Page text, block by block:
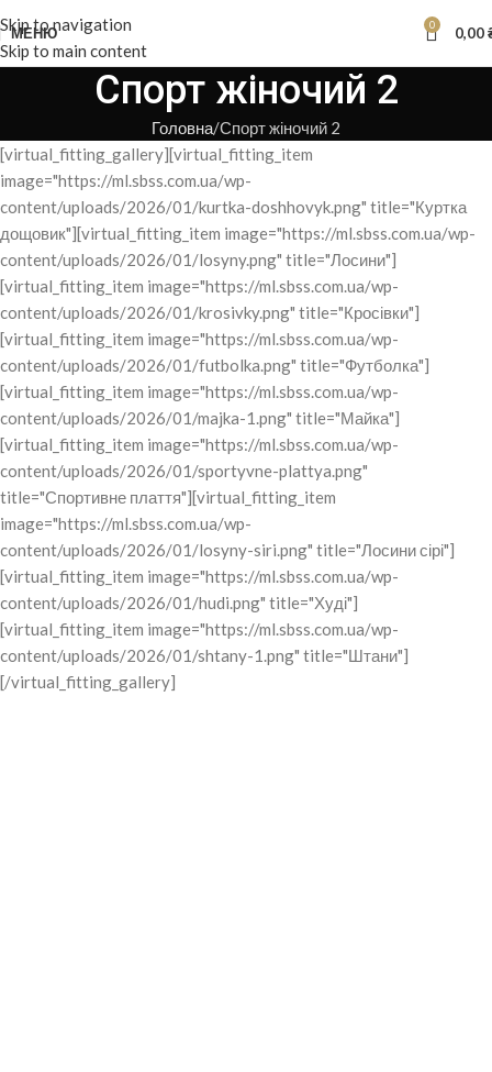
Skip to navigation
Skip to main content
МЕНЮ 0 0,00
Спорт жіночий 2
Головна Спорт жіночий 2
[virtual_fitting_gallery][virtual_fitting_item
image="https://ml.sbss.com.ua/wp-
content/uploads/2026/01/kurtka-doshhovyk.png" title="Куртка
дощовик"][virtual_fitting_item image="https://ml.sbss.com.ua/wp-
content/uploads/2026/01/losyny.png" title="Лосини"]
[virtual_fitting_item image="https://ml.sbss.com.ua/wp-
content/uploads/2026/01/krosivky.png" title="Кросівки"]
[virtual_fitting_item image="https://ml.sbss.com.ua/wp-
content/uploads/2026/01/futbolka.png" title="Футболка"]
[virtual_fitting_item image="https://ml.sbss.com.ua/wp-
content/uploads/2026/01/majka-1.png" title="Майка"]
[virtual_fitting_item image="https://ml.sbss.com.ua/wp-
content/uploads/2026/01/sportyvne-plattya.png"
title="Спортивне плаття"][virtual_fitting_item
image="https://ml.sbss.com.ua/wp-
content/uploads/2026/01/losyny-siri.png" title="Лосини сірі"]
[virtual_fitting_item image="https://ml.sbss.com.ua/wp-
content/uploads/2026/01/hudi.png" title="Худі"]
[virtual_fitting_item image="https://ml.sbss.com.ua/wp-
content/uploads/2026/01/shtany-1.png" title="Штани"]
[/virtual_fitting_gallery]